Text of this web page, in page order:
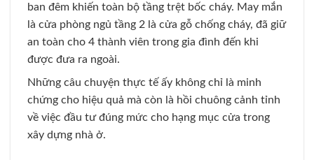
ban đêm khiến toàn bộ tầng trệt bốc cháy. May mắn
là cửa phòng ngủ tầng 2 là cửa gỗ chống cháy, đã giữ
an toàn cho 4 thành viên trong gia đình đến khi
được đưa ra ngoài.
Những câu chuyện thực tế ấy không chỉ là minh
chứng cho hiệu quả mà còn là hồi chuông cảnh tỉnh
về việc đầu tư đúng mức cho hạng mục cửa trong
xây dựng nhà ở.